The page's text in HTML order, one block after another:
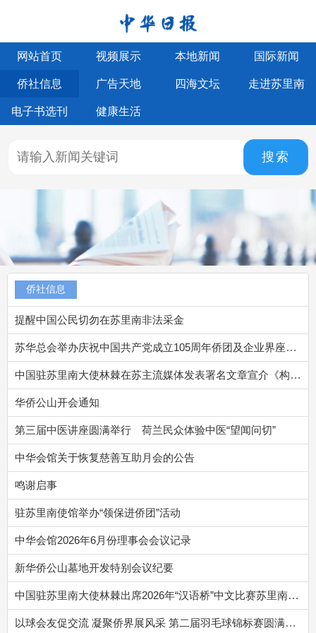
网站首页 视频展示 本地新闻 国际新闻
侨社信息 广告天地 四海文坛 走进苏里南
电子书选刊 健康生活
搜索
侨社信息
提醒中国公民切勿在苏里南非法采金
苏华总会举办庆祝中国共产党成立105周年侨团及企业界座谈会，林棘大使出席并作总结讲话
中国驻苏里南大使林棘在苏主流媒体发表署名文章宣介《构建更加公正合理的全球治理体系》白皮书
华侨公山开会通知
第三届中医讲座圆满举行 荷兰民众体验中医“望闻问切”
中华会馆关于恢复慈善互助月会的公告
鸣谢启事
驻苏里南使馆举办“领保进侨团”活动
中华会馆2026年6月份理事会会议记录
新华侨公山墓地开发特别会议纪要
中国驻苏里南大使林棘出席2026年“汉语桥”中文比赛苏里南赛区决赛
以球会友促交流 凝聚侨界展风采 第二届羽毛球锦标赛圆满落幕